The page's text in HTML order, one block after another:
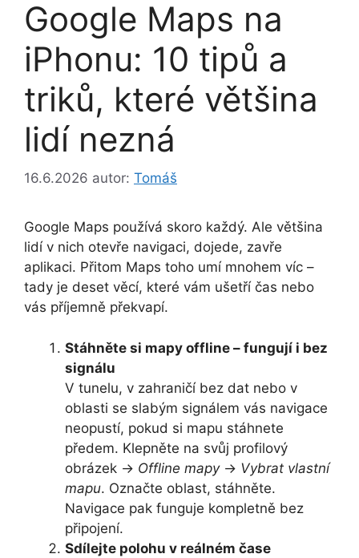
Google Maps na
iPhonu: 10 tipů a
triků, které většina
lidí nezná
16.6.2026 autor: Tomáš
Google Maps používá skoro každý. Ale většina
lidí v nich otevře navigaci, dojede, zavře
aplikaci. Přitom Maps toho umí mnohem víc –
tady je deset věcí, které vám ušetří čas nebo
vás příjemně překvapí.
Stáhněte si mapy offline – fungují i bez
signálu
V tunelu, v zahraničí bez dat nebo v
oblasti se slabým signálem vás navigace
neopustí, pokud si mapu stáhnete
předem. Klepněte na svůj profilový
obrázek → Offline mapy→ Vybrat vlastní
mapu. Označte oblast, stáhněte.
Navigace pak funguje kompletně bez
připojení.
Sdílejte polohu v reálném čase